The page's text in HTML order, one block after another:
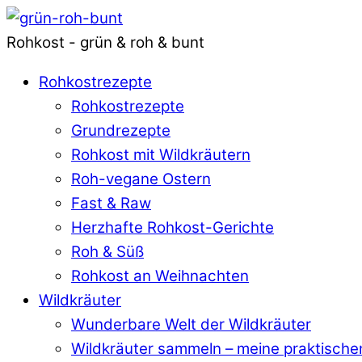
Rohkost - grün & roh & bunt
Rohkostrezepte
Rohkostrezepte
Grundrezepte
Rohkost mit Wildkräutern
Roh-vegane Ostern
Fast & Raw
Herzhafte Rohkost-Gerichte
Roh & Süß
Rohkost an Weihnachten
Wildkräuter
Wunderbare Welt der Wildkräuter
Wildkräuter sammeln – meine